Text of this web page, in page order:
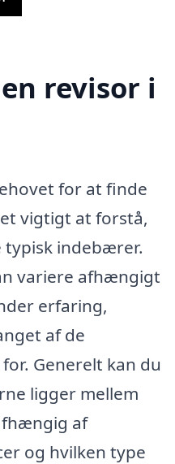
revisor i
for at finde
vigtigt at forstå,
indebærer.
variere afhængigt
erfaring,
af de
Generelt kan du
ligger mellem
af
og hvilken type